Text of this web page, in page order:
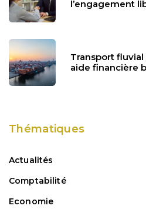
l’engagement
Transport
aide financière
Thématiques
Actualités
Comptabilité
Economie